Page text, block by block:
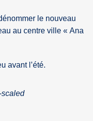
le nouveau
au centre ville « Ana
avant l’été.
scaled